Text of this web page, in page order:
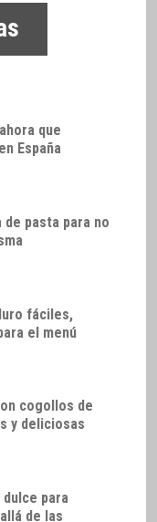
que
España
pasta para no
fáciles,
el menú
cogollos de
y deliciosas
para
de las